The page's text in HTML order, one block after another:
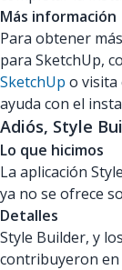
Más información
Para obtener
para SketchUp,
SketchUp o visita
ayuda con el
Adiós, Style
Lo que hicimos
La aplicación
ya no se ofrece
Detalles
Style Builder, y
contribuyeron en